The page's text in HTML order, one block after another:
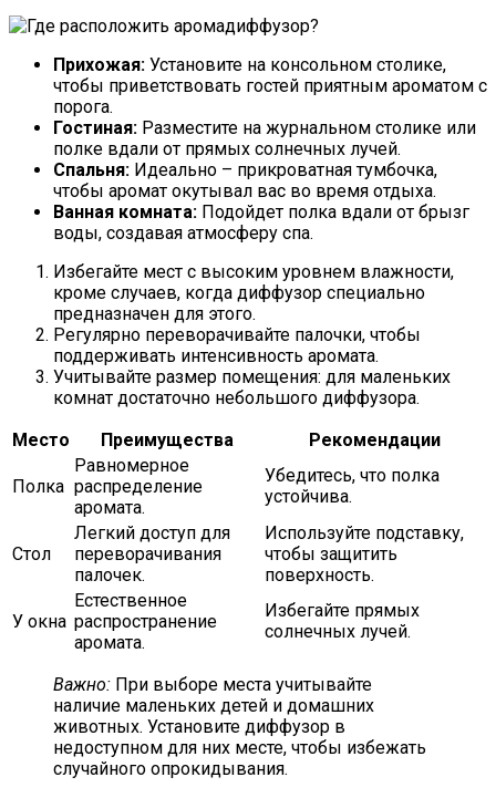
Прихожая: Установите на консольном столике,
чтобы приветствовать гостей приятным ароматом с
порога.
Гостиная: Разместите на журнальном столике или
полке вдали от прямых солнечных лучей.
Спальня: Идеально – прикроватная тумбочка,
чтобы аромат окутывал вас во время отдыха.
Ванная комната: Подойдет полка вдали от брызг
воды, создавая атмосферу спа.
Избегайте мест с высоким уровнем влажности,
кроме случаев, когда диффузор специально
предназначен для этого.
Регулярно переворачивайте палочки, чтобы
поддерживать интенсивность аромата.
Учитывайте размер помещения: для маленьких
комнат достаточно небольшого диффузора.
Место
Преимущества Рекомендации
Полка
Равномерное
распределение
аромата.
Убедитесь, что полка
устойчива.
Стол
Легкий доступ для
переворачивания
палочек.
Используйте подставку,
чтобы защитить
поверхность.
У окна
Естественное
распространение
аромата.
Избегайте прямых
солнечных лучей.
Важно: При выборе места учитывайте
наличие маленьких детей и домашних
животных. Установите диффузор в
недоступном для них месте, чтобы избежать
случайного опрокидывания.